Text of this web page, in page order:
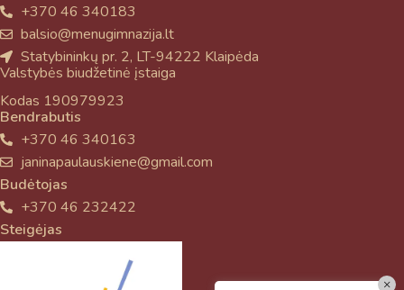
+370 46 340183
balsio@menugimnazija.lt
Statybininkų pr. 2, LT-94222 Klaipėda
Valstybės biudžetinė įstaiga
Kodas 190979923
Bendrabutis
+370 46 340163
janinapaulauskiene@gmail.com
Budėtojas
+370 46 232422
Steigėjas
×